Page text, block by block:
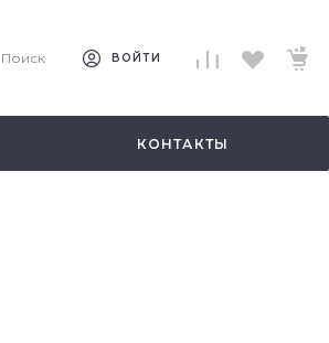
Поиск ВОЙТИ
КОНТАКТЫ